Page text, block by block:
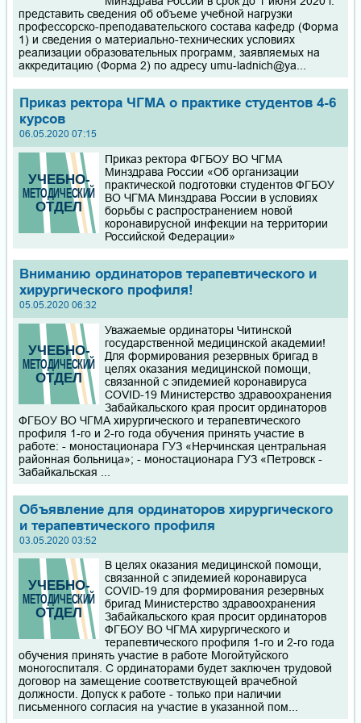
представить сведения об объеме учебной нагрузки
профессорско-преподавательского состава кафедр (Форма
1) и сведения о материально-технических условиях
реализации образовательных программ, заявляемых на
аккредитацию (Форма 2) по адресу umu-ladnich@ya...
Приказ ректора ЧГМА о практике студентов 4-6
курсов
06.05.2020 07:15
Приказ ректора ФГБОУ ВО ЧГМА
Минздрава России «Об организации
практической подготовки студентов ФГБОУ
ВО ЧГМА Минздрава России в условиях
борьбы с распространением новой
коронавирусной инфекции на территории
Российской Федерации»
Вниманию ординаторов терапевтического и
хирургического профиля!
05.05.2020 06:32
Уважаемые ординаторы Читинской
государственной медицинской академии!
Для формирования резервных бригад в
целях оказания медицинской помощи,
связанной с эпидемией коронавируса
COVID-19 Министерство здравоохранения
Забайкальского края просит ординаторов
ФГБОУ ВО ЧГМА хирургического и терапевтического
профиля 1-го и 2-го года обучения принять участие в
работе: - моностационара ГУЗ «Нерчинская центральная
районная больница»; - моностационара ГУЗ «Петровск -
Забайкальская ...
Объявление для ординаторов хирургического
и терапевтического профиля
03.05.2020 03:52
В целях оказания медицинской помощи,
связанной с эпидемией коронавируса
COVID-19 для формирования резервных
бригад Министерство здравоохранения
Забайкальского края просит ординаторов
ФГБОУ ВО ЧГМА хирургического и
терапевтического профиля 1-го и 2-го года
обучения принять участие в работе Могойтуйского
моногоспиталя. С ординаторами будет заключен трудовой
договор на замещение соответствующей врачебной
должности. Допуск к работе - только при наличии
письменного согласия на участие в указанной пом...